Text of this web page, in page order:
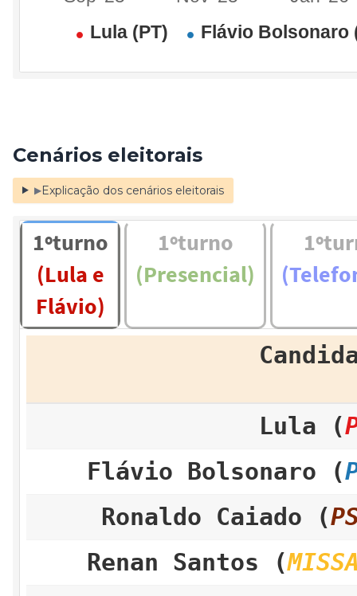
Cenários eleitorais
▶Explicação dos cenários eleitorais